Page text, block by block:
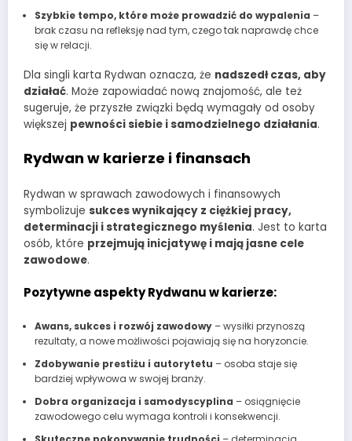
Szybkie tempo, które może prowadzić do wypalenia –
brak czasu na refleksję nad tym, czego tak naprawdę chce
się w relacji.
Dla singli karta Rydwan oznacza, że nadszedł czas, aby
działać. Może zapowiadać nową znajomość, ale też
sugeruje, że przyszłe związki będą wymagały od osoby
większej pewności siebie i samodzielnego działania.
Rydwan w karierze i finansach
Rydwan w sprawach zawodowych i finansowych
symbolizuje sukces wynikający z ciężkiej pracy,
determinacji i strategicznego myślenia. Jest to karta
osób, które przejmują inicjatywę i mają jasne cele
zawodowe.
Pozytywne aspekty Rydwanu w karierze:
Awans, sukces i rozwój zawodowy– wysiłki przynoszą
rezultaty, a nowe możliwości pojawiają się na horyzoncie.
Zdobywanie prestiżu i autorytetu – osoba staje się
bardziej wpływowa w swojej branży.
Dobra organizacja i samodyscyplina – osiągnięcie
zawodowego celu wymaga kontroli i konsekwencji.